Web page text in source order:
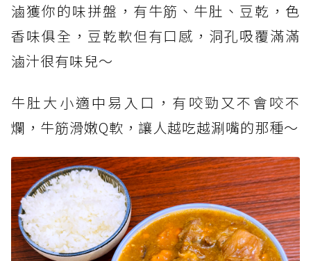
滷獲你的味拼盤，有牛筋、牛肚、豆乾，色
香味俱全，豆乾軟但有口感，洞孔吸覆滿滿
滷汁很有味兒～
牛肚大小適中易入口，有咬勁又不會咬不
爛，牛筋滑嫩Q軟，讓人越吃越涮嘴的那種～